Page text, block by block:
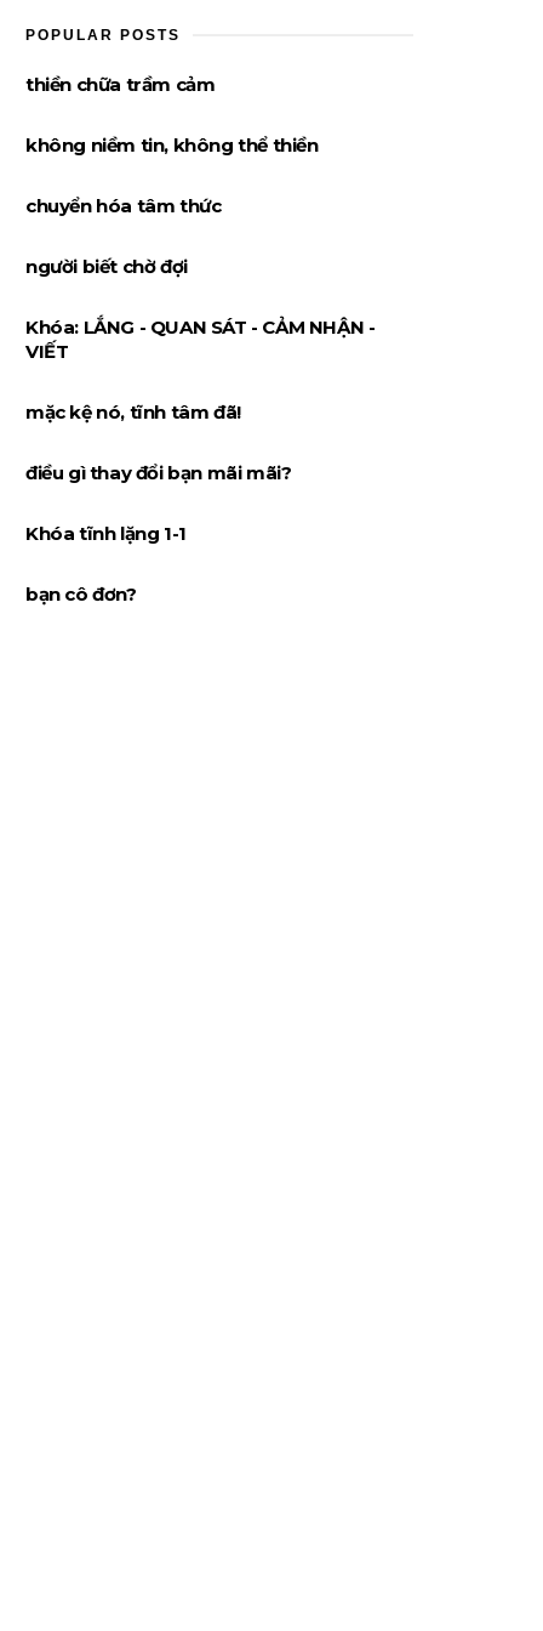
POPULAR POSTS
thiền chữa trầm cảm
không niềm tin, không thể thiền
chuyển hóa tâm thức
người biết chờ đợi
Khóa: LẮNG - QUAN SÁT - CẢM NHẬN -
VIẾT
mặc kệ nó, tĩnh tâm đã!
điều gì thay đổi bạn mãi mãi?
Khóa tĩnh lặng 1-1
bạn cô đơn?